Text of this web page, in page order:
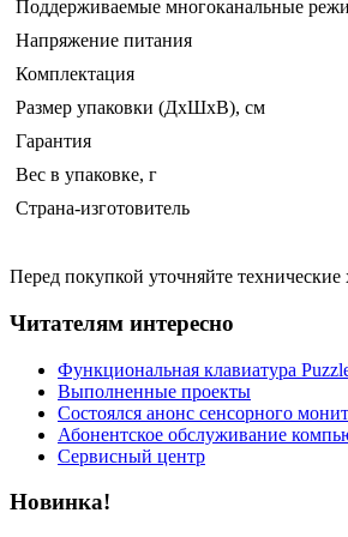
Поддерживаемые многоканальные
Напряжение питания
Комплектация
Размер упаковки (ДхШхВ), см
Гарантия
Вес в упаковке, г
Страна-изготовитель
Перед покупкой уточняйте
Читателям интересно
Функциональная клавиатура
Выполненные проекты
Состоялся анонс сенсорного
Абонентское обслуживание
Сервисный центр
Новинка!